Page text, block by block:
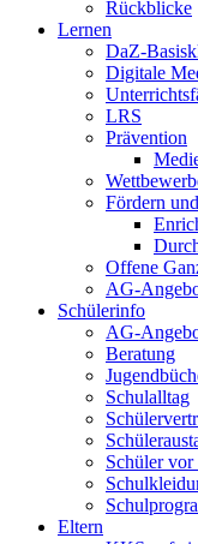
Rückblicke
Lernen
DaZ-
Digitale
LRS
Prävention
Fördern
Offene
AG-
Schülerinfo
AG-
Beratung
Schulalltag
Schüler vor
Eltern